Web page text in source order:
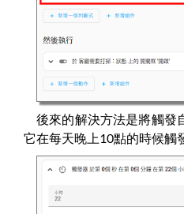
後來的解決方法是將觸發
它在每天晚上10點的時候觸